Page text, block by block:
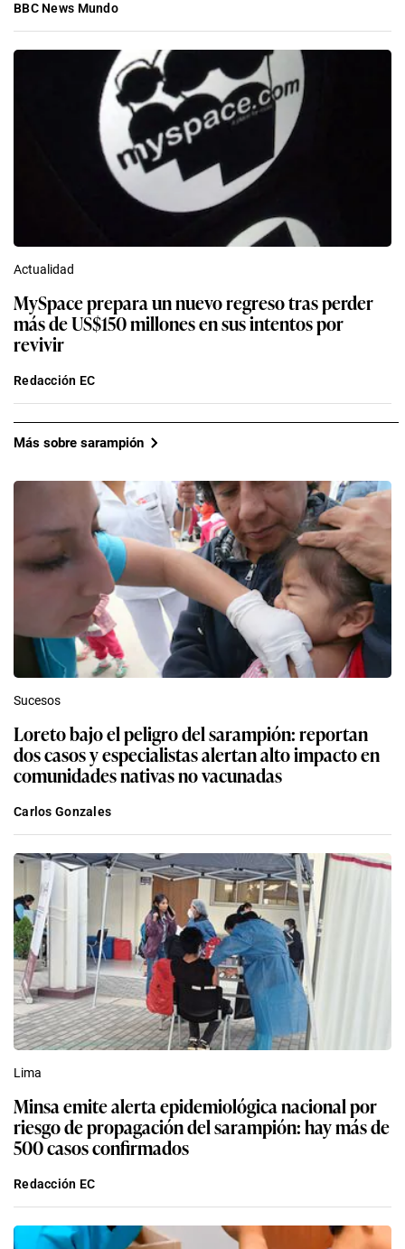
BBC News Mundo
Actualidad
MySpace prepara un nuevo regreso tras perder
más de US$150 millones en sus intentos por
revivir
Redacción EC
Más sobre sarampión
Sucesos
Loreto bajo el peligro del sarampión: reportan
dos casos y especialistas alertan alto impacto en
comunidades nativas no vacunadas
Carlos Gonzales
Lima
Minsa emite alerta epidemiológica nacional por
riesgo de propagación del sarampión: hay más de
500 casos confirmados
Redacción EC